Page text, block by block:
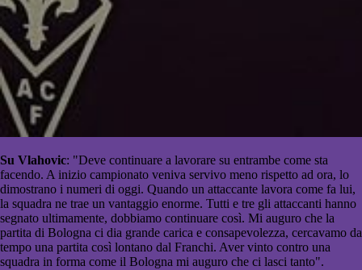
Su Vlahovic: "Deve continuare a lavorare su entrambe come sta
facendo. A inizio campionato veniva servivo meno rispetto ad ora, lo
dimostrano i numeri di oggi. Quando un attaccante lavora come fa lui,
la squadra ne trae un vantaggio enorme. Tutti e tre gli attaccanti hanno
segnato ultimamente, dobbiamo continuare così. Mi auguro che la
partita di Bologna ci dia grande carica e consapevolezza, cercavamo da
tempo una partita così lontano dal Franchi. Aver vinto contro una
squadra in forma come il Bologna mi auguro che ci lasci tanto".